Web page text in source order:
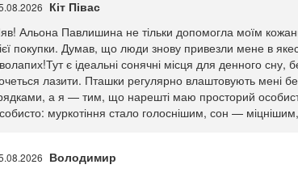
Кіт Півас
Альона Павлишина не тільки допомогла моїм
покупки. Думав, що люди знову привезли мене в
є ідеальні сонячні місця для денного сну,
лазити. Пташки регулярно влаштовують мені
а я — тим, що нарешті маю просторий
муркотіння стало голоснішим, сон —
Володимир